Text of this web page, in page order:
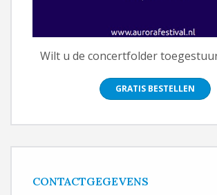
Wilt u de concertfolder
GRATIS BESTELLEN
CONTACTGEGEVENS